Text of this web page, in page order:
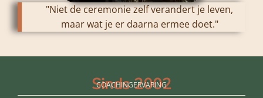
"Niet de ceremonie zelf verandert je leven,
maar wat je er daarna ermee doet."
Sinds 2002
COACHINGERVARING